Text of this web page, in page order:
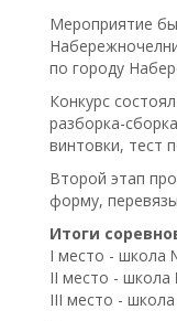
Мероприятие
по городу
Конкурс
разборка-
винтовки, тест
Второй этап
форму,
Итоги
I место - школа
II место - школа
III место - школа